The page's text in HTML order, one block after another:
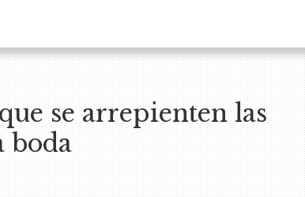
se arrepienten las
boda